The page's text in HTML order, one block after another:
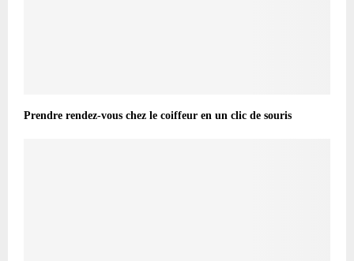
Prendre rendez-vous chez le coiffeur en un clic de souris